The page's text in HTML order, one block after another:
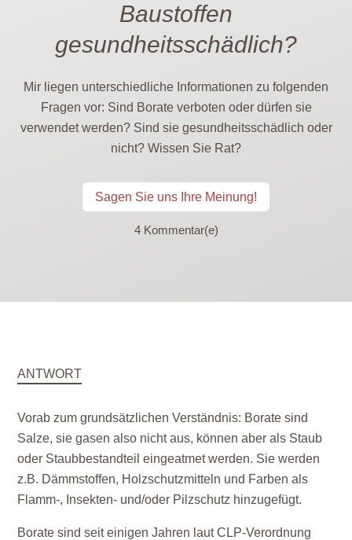
Baustoffen
gesundheitsschädlich?
Mir liegen unterschiedliche Informationen zu folgenden
Fragen vor: Sind Borate verboten oder dürfen sie
verwendet werden? Sind sie gesundheitsschädlich oder
nicht? Wissen Sie Rat?
Sagen Sie uns Ihre Meinung!
4 Kommentar(e)
ANTWORT
Vorab zum grundsätzlichen Verständnis: Borate sind
Salze, sie gasen also nicht aus, können aber als Staub
oder Staubbestandteil eingeatmet werden. Sie werden
z.B. Dämmstoffen, Holzschutzmitteln und Farben als
Flamm-, Insekten- und/oder Pilzschutz hinzugefügt.
Borate sind seit einigen Jahren laut CLP-Verordnung